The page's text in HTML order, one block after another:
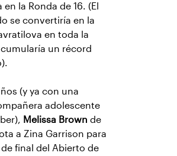
la Ronda de 16. (El
se convertiría en la
en toda la
un récord
(y ya con una
adolescente
Melissa Brown de
a Zina Garrison para
de final del Abierto de